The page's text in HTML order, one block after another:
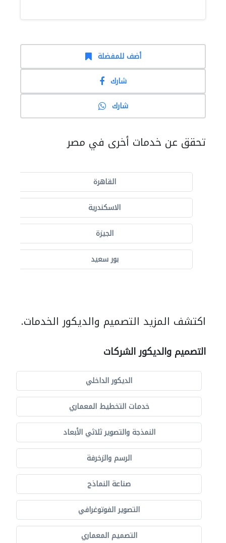
أضف للمفضلة
شارك
شارك
تحقق عن خدمات أخرى في مصر
القاهرة
الاسكندرية
الجيزة
بور سعيد
اكتشف المزيد التصميم والديكور الخدمات.
التصميم والديكور الشركات
الديكور الداخلي
خدمات التخطيط المعماري
النمذجة والتصوير ثلاثي الأبعاد
الرسم والزخرفة
صناعة النماذج
التصوير الفوتوغرافي
التصميم المعماري